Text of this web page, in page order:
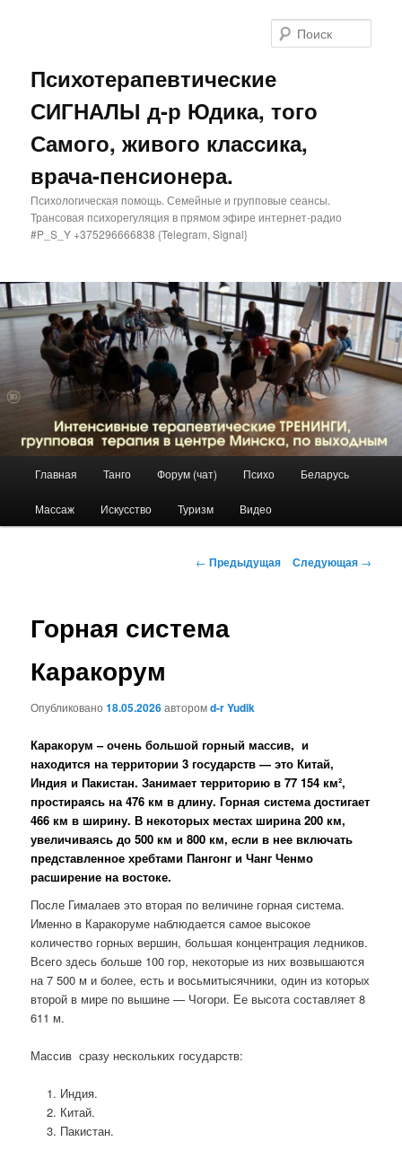
Психотерапевтические
СИГНАЛЫ д-р Юдика, того
Самого, живого классика,
врача-пенсионера.
Психологическая помощь. Семейные и групповые сеансы.
Трансовая психорегуляция в прямом эфире интернет-радио
#P_S_Y +375296666838 {Telegram, Signal}
Перейти
к
Главная Танго Форум (чат) Психо Беларусь
Массаж Искусство Туризм Видео
Навигация
← Предыдущая Следующая →
Горная система
Каракорум
Опубликовано18.05.2026авторомd-r Yudik
Каракорум – очень большой горный массив, и
находится на территории 3 государств — это Китай,
Индия и Пакистан. Занимает территорию в 77 154 км²,
простираясь на 476 км в длину. Горная система достигает
466 км в ширину. В некоторых местах ширина 200 км,
увеличиваясь до 500 км и 800 км, если в нее включать
представленное хребтами Пангонг и Чанг Ченмо
расширение на востоке.
После Гималаев это вторая по величине горная система.
Именно в Каракоруме наблюдается самое высокое
количество горных вершин, большая концентрация ледников.
Всего здесь больше 100 гор, некоторые из них возвышаются
на 7 500 м и более, есть и восьмитысячники, один из которых
второй в мире по вышине — Чогори. Ее высота составляет 8
611 м.
Массив сразу нескольких государств:
Индия.
Китай.
Пакистан.